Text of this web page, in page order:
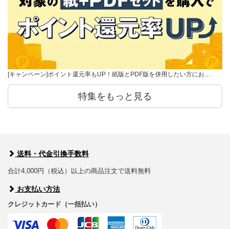
[キャンペーン]ポイント還元率もUP！紙版とPDF版を併用したい方にお…
特集をもっと見る
送料・代金引換手数料
合計4,000円（税込）以上の商品注文で送料無料
お支払い方法
クレジットカード（一括払い）